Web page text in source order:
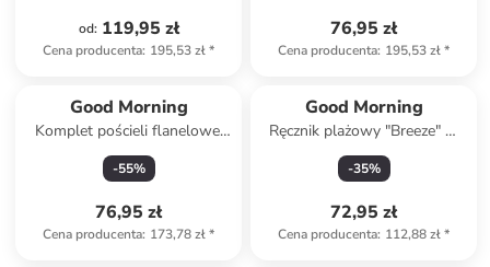
od: 119,95 zł
Cena producenta: 195,53 zł*
76,95 zł
Cena producenta: 195,53 zł*
Good Morning
Komplet pościeli flanelowej
"Jussi" w kolorze szaro-
beżowym
-55%
76,95 zł
Cena producenta: 173,78 zł*
Good Morning
Ręcznik plażowy "Breeze" w
kolorze niebieskim
-35%
72,95 zł
Cena producenta: 112,88 zł*